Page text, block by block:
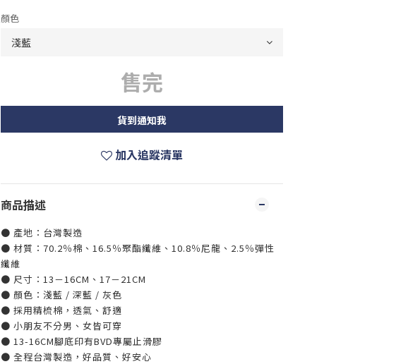
顏色
售完
貨到通知我
加入追蹤清單
商品描述
● 產地：台灣製造
● 材質：70.2％棉、16.5％聚酯纖維、10.8％尼龍、2.5％彈性
纖維
● 尺寸：13－16CM、17－21CM
● 顏色：淺藍 / 深藍 / 灰色
● 採用精梳棉，透氣、舒適
● 小朋友不分男、女皆可穿
● 13-16CM腳底印有BVD專屬止滑膠
● 全程台灣製造，好品質、好安心